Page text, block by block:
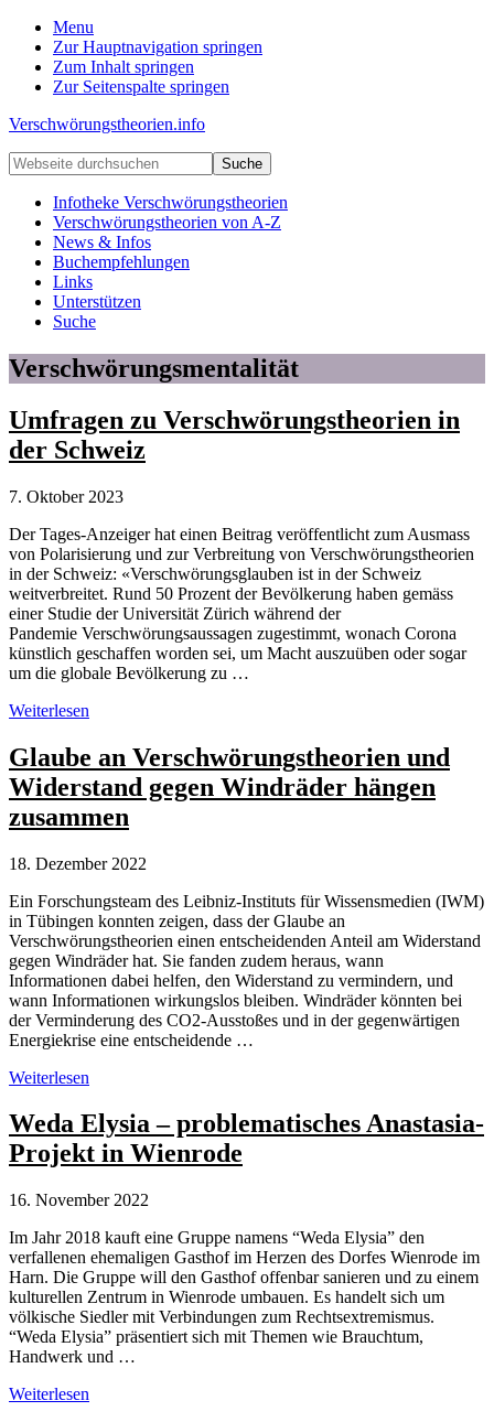
Menu
Zur Hauptnavigation springen
Zum Inhalt springen
Zur Seitenspalte springen
Verschwörungstheorien.info
Beiträge
zu
Merkmalen,
Funktionen
Risiken
konspirationistischen
Denkens
Webseite
durchsuchen
Infotheke Verschwörungstheorien
Verschwörungstheorien von A-Z
News & Infos
Buchempfehlungen
Links
Unterstützen
Suche
Verschwörungsmentalität
Umfragen zu Verschwörungstheorien in
der Schweiz
7. Oktober 2023
Der Tages-Anzeiger hat einen Beitrag veröffentlicht zum Ausmass
von Polarisierung und zur Verbreitung von Verschwörungstheorien
in der Schweiz: «Verschwörungsglauben ist in der Schweiz
weitverbreitet. Rund 50 Prozent der Bevölkerung haben gemäss
einer Studie der Universität Zürich während der
Pandemie Verschwörungsaussagen zugestimmt, wonach Corona
künstlich geschaffen worden sei, um Macht auszuüben oder sogar
um die globale Bevölkerung zu …
Umfragen
Verschwörungstheorien
in
der
Weiterlesen
Glaube an Verschwörungstheorien und
Widerstand gegen Windräder hängen
zusammen
18. Dezember 2022
Ein Forschungsteam des Leibniz-Instituts für Wissensmedien (IWM)
in Tübingen konnten zeigen, dass der Glaube an
Verschwörungstheorien einen entscheidenden Anteil am Widerstand
gegen Windräder hat. Sie fanden zudem heraus, wann
Informationen dabei helfen, den Widerstand zu vermindern, und
wann Informationen wirkungslos bleiben. Windräder könnten bei
der Verminderung des CO2-Ausstoßes und in der gegenwärtigen
Energiekrise eine entscheidende …
Glaube
Verschwörungstheorien
und
Widerstand
Windräder
zusammen
Weiterlesen
Weda Elysia – problematisches Anastasia-
Projekt in Wienrode
16. November 2022
Im Jahr 2018 kauft eine Gruppe namens “Weda Elysia” den
verfallenen ehemaligen Gasthof im Herzen des Dorfes Wienrode im
Harn. Die Gruppe will den Gasthof offenbar sanieren und zu einem
kulturellen Zentrum in Wienrode umbauen. Es handelt sich um
völkische Siedler mit Verbindungen zum Rechtsextremismus.
“Weda Elysia” präsentiert sich mit Themen wie Brauchtum,
Handwerk und …
Weda
Weiterlesen